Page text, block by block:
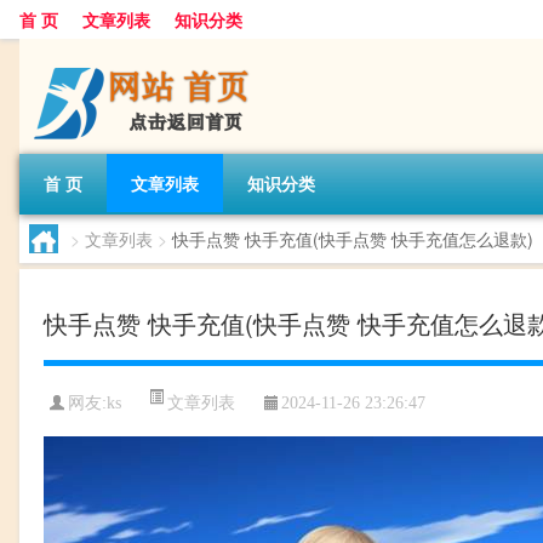
首 页 文章列表 知识分类
首 页 文章列表 知识分类
> 文章列表 > 快手点赞 快手充值(快手点赞 快手充值怎么退款)
快手点赞 快手充值(快手点赞 快手充值怎么退
网友: ks 文章列表 2024-11-26 23:26:47